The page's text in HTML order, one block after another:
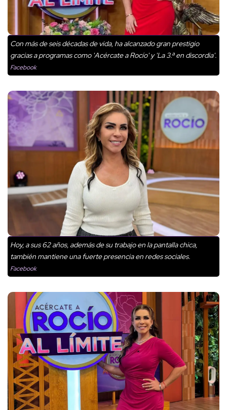
Con más de seis décadas de vida, ha alcanzado gran prestigio
gracias a programas como 'Acércate a Rocío' y 'La 3.ª en discordia'.
Facebook
Hoy, a sus 62 años, además de su trabajo en la pantalla chica,
también mantiene una fuerte presencia en redes sociales.
Facebook